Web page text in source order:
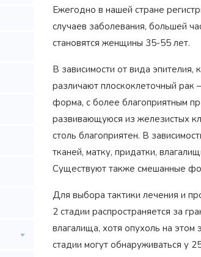
Ежегодно в нашей стране
случаев заболевания, большей
становятся женщины 35-55 лет.
В зависимости от вида эпителия,
различают плоскоклеточный рак
форма, с более благоприятным
развивающуюся из железистых
столь благоприятен. В
тканей, матку, придатки,
Существуют также смешанные
Для выбора тактики лечения и
2 стадии распространяется за
влагалища, хотя опухоль на этом
стадии могут обнаруживаться у